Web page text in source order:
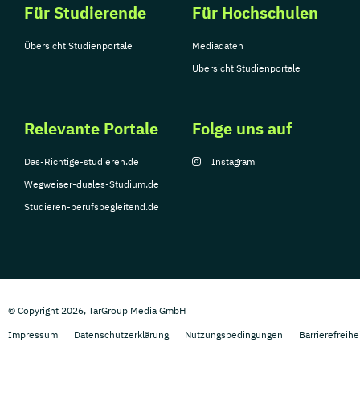
Für Studierende
Übersicht Studienportale
Für Hochschulen
Mediadaten
Übersicht Studienportale
Relevante Portale
Das-Richtige-studieren.de
Wegweiser-duales-Studium.de
Studieren-berufsbegleitend.de
Folge uns auf
Instagram
© Copyright 2026, TarGroup Media GmbH
Impressum
Datenschutzerklärung Nutzungsbedingungen